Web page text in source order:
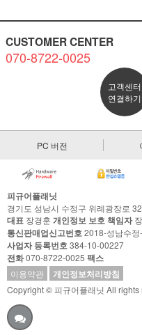
CUSTOMER CENTER
070-8722-0025
고객센터
연결하기
PC 버전
피규어플래닛
경기도 성남시 수정구 위례광장로
대표 장경훈 개인정보 보호 책임자
통신판매업신고번호2018-성남수
사업자 등록번호384-10-00227
전화070-8722-0025 팩스
이용약관 개인정보처리방침
Copyright © 피규어플래닛 All rights